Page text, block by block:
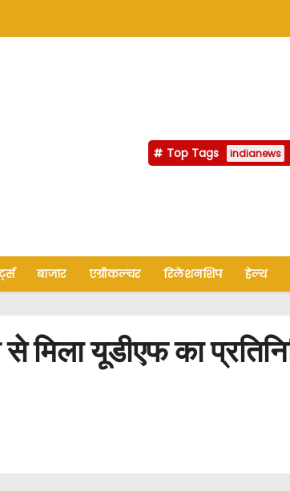
Top Tags indianews
बाजार एग्रीकल्चर रिलेशनशिप हेल्थ
मिला यूडीएफ का